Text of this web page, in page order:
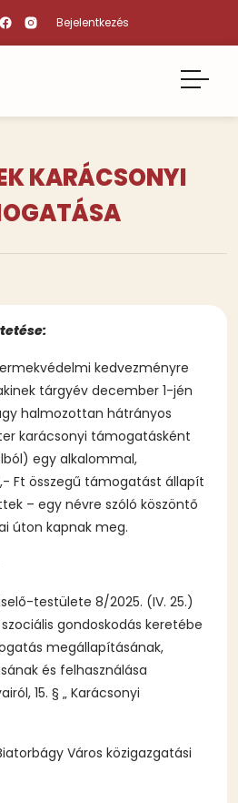
Bejelentkezés
KARÁCSONYI
kedvezményre
tárgyév december 1-jén
halmozottan hátrányos
karácsonyi támogatásként
egy alkalommal,
Ft összegű támogatást állapít
– egy névre szóló köszöntő
úton kapnak meg.
testülete 8/2025. (IV. 25.)
gondoskodás keretébe
megállapításának,
és felhasználása
15. § „ Karácsonyi
Város közigazgatási